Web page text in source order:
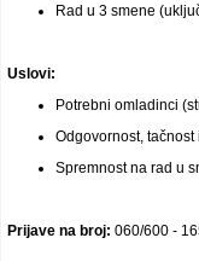
Rad u 3 smene
Uslovi:
Potrebni omladinci
Odgovornost,
Spremnost na rad u
Prijave na broj: 060/600 -